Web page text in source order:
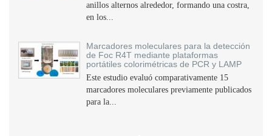
anillos alternos alrededor, formando una costra,
en los...
Marcadores moleculares para la detección
de Foc R4T mediante plataformas
portátiles colorimétricas de PCR y LAMP
Este estudio evaluó comparativamente 15
marcadores moleculares previamente publicados
para la...